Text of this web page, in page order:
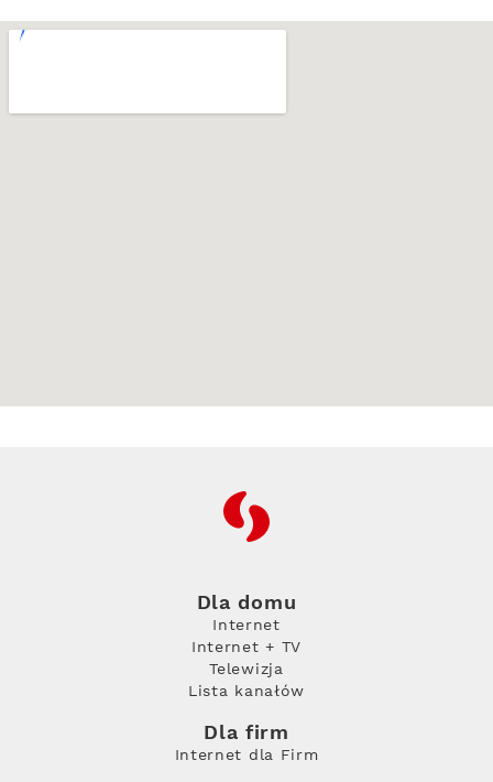
RFC
Dla domu
Internet
Internet + TV
Telewizja
Lista kanałów
Dla firm
Internet dla Firm